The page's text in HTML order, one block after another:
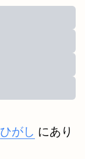
ひがし にあり